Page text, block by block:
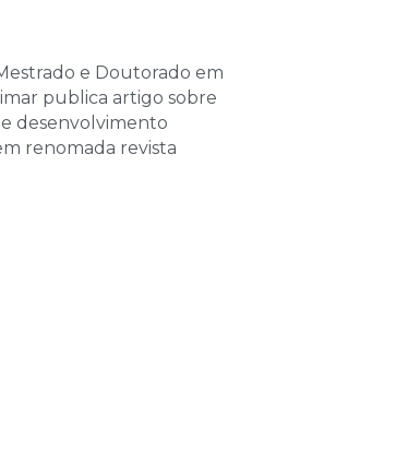
e Doutorado em
publica artigo sobre
desenvolvimento
renomada revista